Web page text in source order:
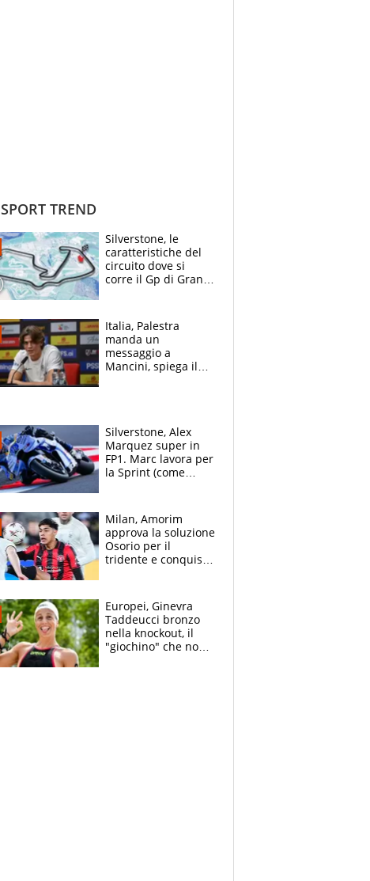
SPORT TREND
Silverstone, le
caratteristiche del
circuito dove si
corre il Gp di Gran
Italia, Palestra
manda un
messaggio a
Mancini, spiega il
Silverstone, Alex
Marquez super in
FP1. Marc lavora per
la Sprint (come
Milan, Amorim
approva la soluzione
Osorio per il
tridente e conquista
Allegri
Europei, Ginevra
Taddeucci bronzo
nella knockout, il
"giochino" che non